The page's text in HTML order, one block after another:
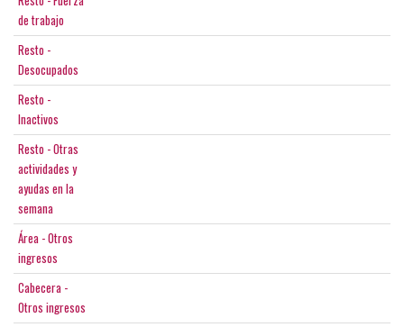
de trabajo
Resto -
Desocupados
Resto -
Inactivos
Resto - Otras
actividades y
ayudas en la
semana
Área - Otros
ingresos
Cabecera -
Otros ingresos